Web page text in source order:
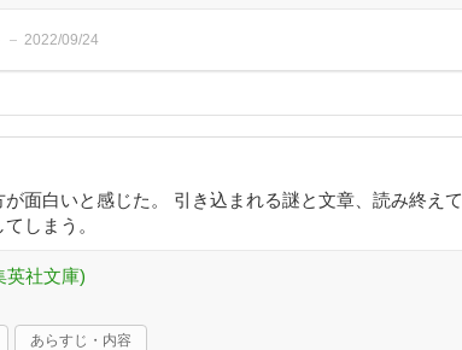
2022/09/24
面白いと感じた。 引き込まれる謎と文章、読み終えて
しまう。
英社文庫)
あらすじ・内容